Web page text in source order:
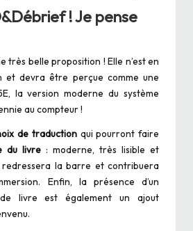
! Je pense
très belle proposition ! Elle n’est en
et devra être perçue comme une
la version moderne du système
au compteur !
de traductionqui pourront faire
du livre : moderne, très lisible et
la barre et contribuera
Enfin, la présence d’un
livre est également un ajout